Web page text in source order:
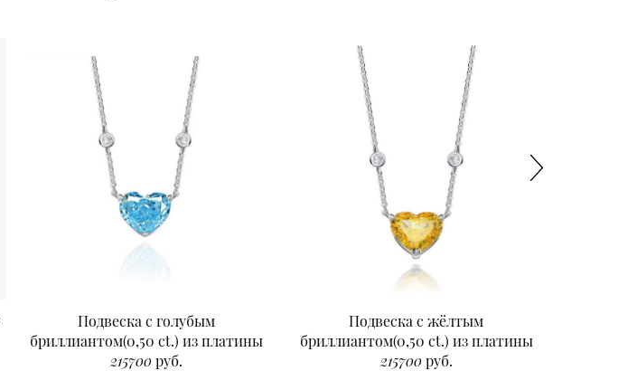
Подвеска с голубым
бриллиантом(0,50 ct.) из платины
215700руб.
Подвеска с жёлтым
бриллиантом(0,50 ct.) из платины
215700руб.